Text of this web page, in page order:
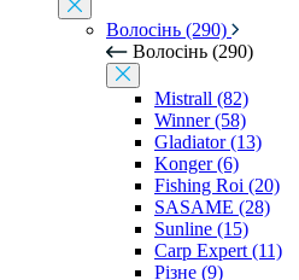
Волосінь (290)
Волосінь (290)
Mistrall (82)
Winner (58)
Gladiator (13)
Konger (6)
Fishing Roi (20)
SASAME (28)
Sunline (15)
Carp Expert (11)
Різне (9)